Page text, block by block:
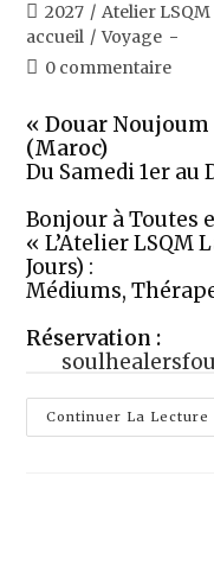
2027 / Atelier LSQM
accueil / Voyage
0 commentaire
« Douar
(Maroc)
Du Samedi 1er au
Bonjour à Toutes
« L’Atelier LSQM
Jours) :
Médiums,
Réservation :
Continuer La Lecture